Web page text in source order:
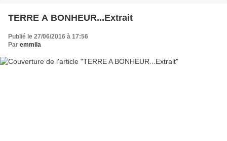
TERRE A BONHEUR...Extrait
Publié le 27/06/2016 à 17:56
Par emmila